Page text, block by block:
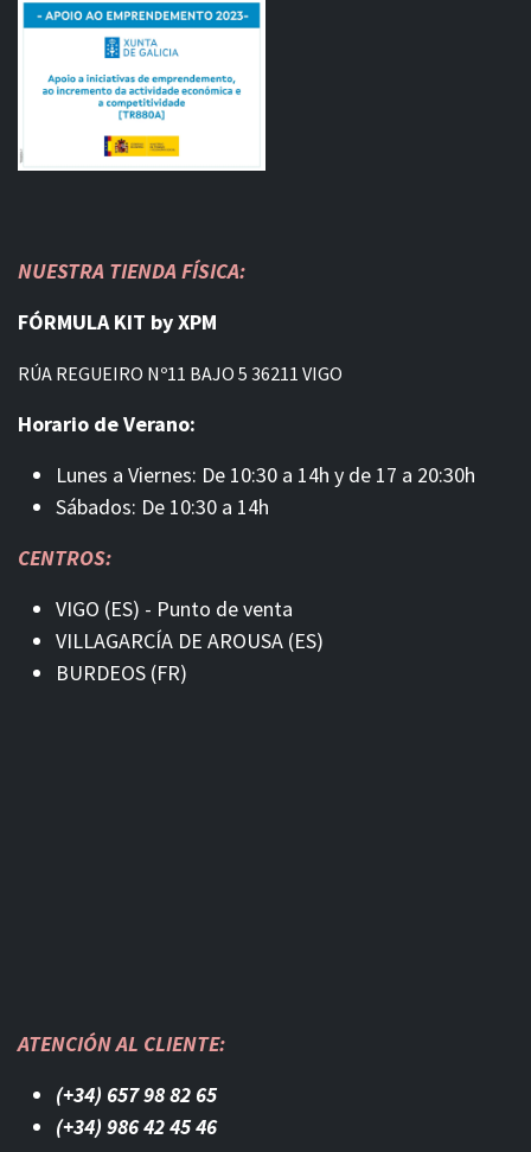
NUESTRA TIENDA FÍSICA:
FÓRMULA KIT by XPM
RÚA REGUEIRO Nº11 BAJO 5 36211 VIGO
Horario de Verano:
Lunes a Viernes: De 10:30 a 14h y de 17 a 20:30h
Sábados: De 10:30 a 14h
CENTROS:
VIGO (ES) - Punto de venta
VILLAGARCÍA DE AROUSA (ES)
BURDEOS (FR)
ATENCIÓN AL CLIENTE:
(+34) 657 98 82 65
(+34) 986 42 45 46​